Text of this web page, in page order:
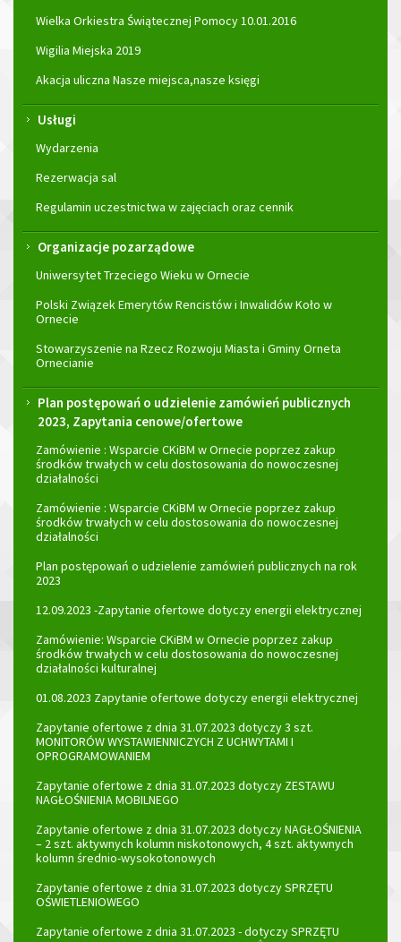
Wielka Orkiestra Świątecznej Pomocy 10.01.2016
Wigilia Miejska 2019
Akacja uliczna Nasze miejsca,nasze księgi
Usługi
Wydarzenia
Rezerwacja sal
Regulamin uczestnictwa w zajęciach oraz cennik
Organizacje pozarządowe
Uniwersytet Trzeciego Wieku w Ornecie
Polski Związek Emerytów Rencistów i Inwalidów Koło w
Ornecie
Stowarzyszenie na Rzecz Rozwoju Miasta i Gminy Orneta
Ornecianie
Plan postępowań o udzielenie zamówień publicznych
2023, Zapytania cenowe/ofertowe
Zamówienie : Wsparcie CKiBM w Ornecie poprzez zakup
środków trwałych w celu dostosowania do nowoczesnej
działalności
Zamówienie : Wsparcie CKiBM w Ornecie poprzez zakup
środków trwałych w celu dostosowania do nowoczesnej
działalności
Plan postępowań o udzielenie zamówień publicznych na rok
2023
12.09.2023 -Zapytanie ofertowe dotyczy energii elektrycznej
Zamówienie: Wsparcie CKiBM w Ornecie poprzez zakup
środków trwałych w celu dostosowania do nowoczesnej
działalności kulturalnej
01.08.2023 Zapytanie ofertowe dotyczy energii elektrycznej
Zapytanie ofertowe z dnia 31.07.2023 dotyczy 3 szt.
MONITORÓW WYSTAWIENNICZYCH Z UCHWYTAMI I
OPROGRAMOWANIEM
Zapytanie ofertowe z dnia 31.07.2023 dotyczy ZESTAWU
NAGŁOŚNIENIA MOBILNEGO
Zapytanie ofertowe z dnia 31.07.2023 dotyczy NAGŁOŚNIENIA
– 2 szt. aktywnych kolumn niskotonowych, 4 szt. aktywnych
kolumn średnio-wysokotonowych
Zapytanie ofertowe z dnia 31.07.2023 dotyczy SPRZĘTU
OŚWIETLENIOWEGO
Zapytanie ofertowe z dnia 31.07.2023 - dotyczy SPRZĘTU